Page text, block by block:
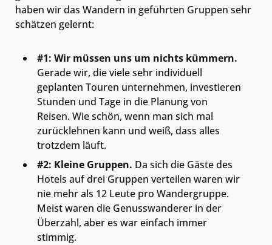
haben wir das Wandern in geführten Gruppen sehr
schätzen gelernt:
#1: Wir müssen uns um nichts kümmern.
Gerade wir, die viele sehr individuell
geplanten Touren unternehmen, investieren
Stunden und Tage in die Planung von
Reisen. Wie schön, wenn man sich mal
zurücklehnen kann und weiß, dass alles
trotzdem läuft.
#2: Kleine Gruppen. Da sich die Gäste des
Hotels auf drei Gruppen verteilen waren wir
nie mehr als 12 Leute pro Wandergruppe.
Meist waren die Genusswanderer in der
Überzahl, aber es war einfach immer
stimmig.